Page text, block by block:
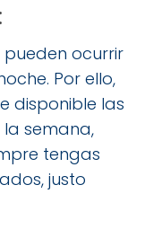
ocurrir
Por ello,
disponible las
semana,
tengas
justo